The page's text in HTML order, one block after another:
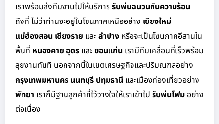
เราพร้อมส่งทีมงานไปให้บริการรับพ่นฉนวนกันความร้อน
ถึงที่ ไม่ว่าท่านจะอยู่ในโซนภาคเหนืออย่าง เชียงใหม่
แม่ฮ่องสอน เชียงราย และลำปาง หรือจะเป็นโซนภาคอีสานใน
พื้นที่ หนองคาย อุดร และขอนแก่น เรามีทีมเคลื่อนที่เร็วพร้อม
ลุยงานทันที นอกจากนี้ในเขตเศรษฐกิจและปริมณฑลอย่าง
กรุงเทพมหานคร นนทบุรี ปทุมธานี และเมืองท่องเที่ยวอย่าง
พัทยา เราก็มีฐานลูกค้าที่ไว้วางใจให้เราเข้าไป รับพ่นโฟม อย่าง
ต่อเนื่อง